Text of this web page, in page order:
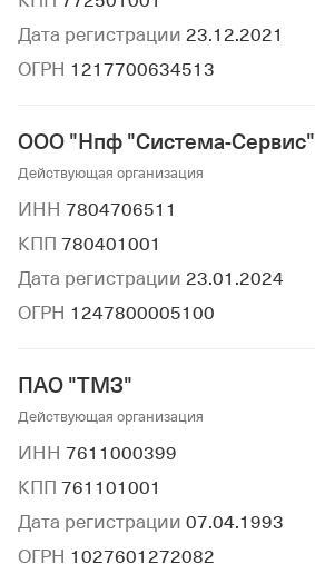
Дата регистрации 23.12.2021
ОГРН 1217700634513
ООО "Нпф "Система-Сервис"
Действующая организация
ИНН 7804706511
КПП 780401001
Дата регистрации 23.01.2024
ОГРН 1247800005100
ПАО "ТМЗ"
Действующая организация
ИНН 7611000399
КПП 761101001
Дата регистрации 07.04.1993
ОГРН 1027601272082